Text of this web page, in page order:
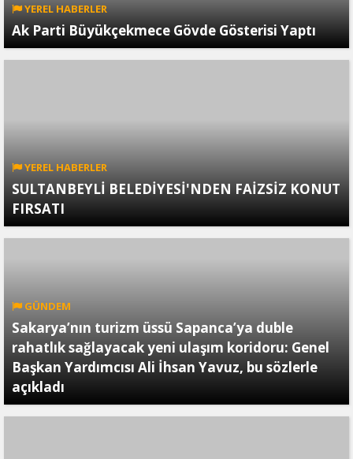
YEREL HABERLER
Ak Parti Büyükçekmece Gövde Gösterisi Yaptı
YEREL HABERLER
SULTANBEYLİ BELEDİYESİ'NDEN FAİZSİZ KONUT
FIRSATI
GÜNDEM
Sakarya’nın turizm üssü Sapanca’ya duble
rahatlık sağlayacak yeni ulaşım koridoru: Genel
Başkan Yardımcısı Ali İhsan Yavuz, bu sözlerle
açıkladı